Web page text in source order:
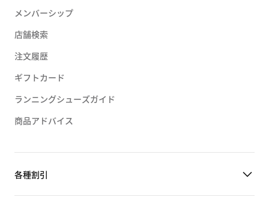
メンバーシップ
店舗検索
注文履歴
ギフトカード
ランニングシューズガイド
商品アドバイス
各種割引